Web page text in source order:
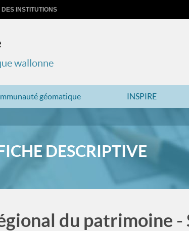
DES INSTITUTIONS
wallonne
géomatique INSPIRE
DESCRIPTIVE
du patrimoine -